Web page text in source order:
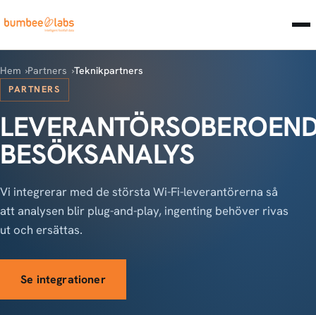
Hem Partners Teknikpartners
PARTNERS
BESÖKSANALYS
Vi integrerar med de största Wi-Fi-leverantörerna så
att analysen blir plug-and-play, ingenting behöver rivas
ut och ersättas.
Se integrationer